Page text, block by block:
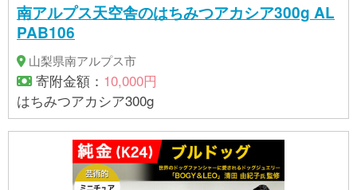
南アルプス天空舎のはちみつアカシア300g AL
PAB106
山梨県南アルプス市
寄附金額： 10,000円
はちみつアカシア300g